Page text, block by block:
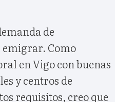
de
emigrar. Como
en Vigo con buenas
y centros de
requisitos, creo que